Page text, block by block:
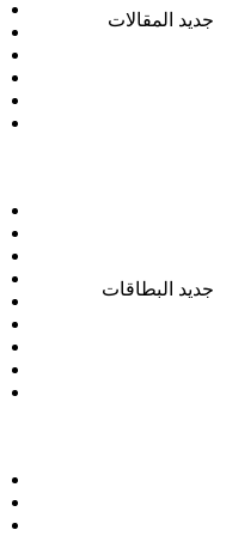
جديد المقالات
جديد البطاقات